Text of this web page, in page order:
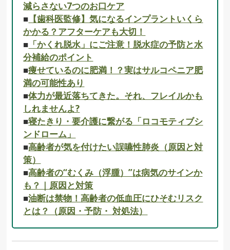
減らさない7つのお口ケア
■ 【歯科医監修】気になるインプラントいくら
かかる？アフターケアも大切！
■ 「かくれ脱水」にご注意！脱水症の予防と水
分補給のポイント
■痩せているのに肥満！？実はサルコペニア肥
満の可能性あり
■体力が最近落ちてきた。それ、フレイルかも
しれませんよ?
■寝たきり・要介護に繋がる「ロコモティブシ
ンドローム」
■高齢者が気を付けたい誤嚥性肺炎（原因と対
策）
■高齢者の“むくみ（浮腫）”は病気のサインか
も？｜原因と対策
■油断は禁物！高齢者の低血圧にひそむリスク
とは？（原因・予防・ 対処法）